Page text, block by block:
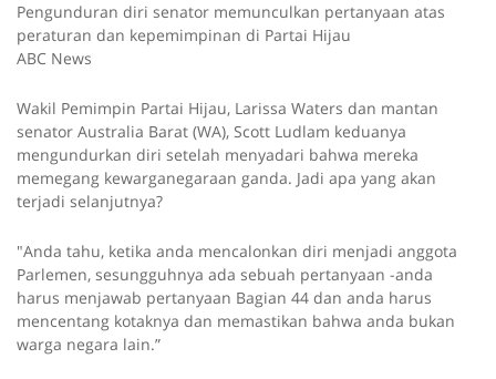
Pengunduran diri senator memunculkan pertanyaan atas
peraturan dan kepemimpinan di Partai Hijau
ABC News
Wakil Pemimpin Partai Hijau, Larissa Waters dan mantan
senator Australia Barat (WA), Scott Ludlam keduanya
mengundurkan diri setelah menyadari bahwa mereka
memegang kewarganegaraan ganda. Jadi apa yang akan
terjadi selanjutnya?
"Anda tahu, ketika anda mencalonkan diri menjadi anggota
Parlemen, sesungguhnya ada sebuah pertanyaan -anda
harus menjawab pertanyaan Bagian 44 dan anda harus
mencentang kotaknya dan memastikan bahwa anda bukan
warga negara lain.”